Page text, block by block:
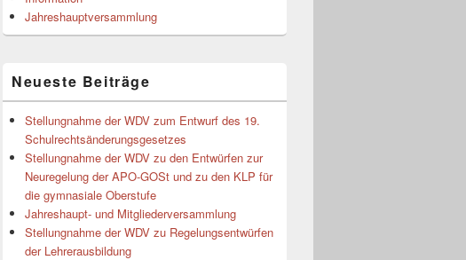
Jahreshauptversammlung
Neueste Beiträge
Stellungnahme der WDV zum Entwurf des 19.
Schulrechtsänderungsgesetzes
Stellungnahme der WDV zu den Entwürfen zur
Neuregelung der APO-GOSt und zu den KLP für
die gymnasiale Oberstufe
Jahreshaupt- und Mitgliederversammlung
Stellungnahme der WDV zu Regelungsentwürfen
der Lehrerausbildung